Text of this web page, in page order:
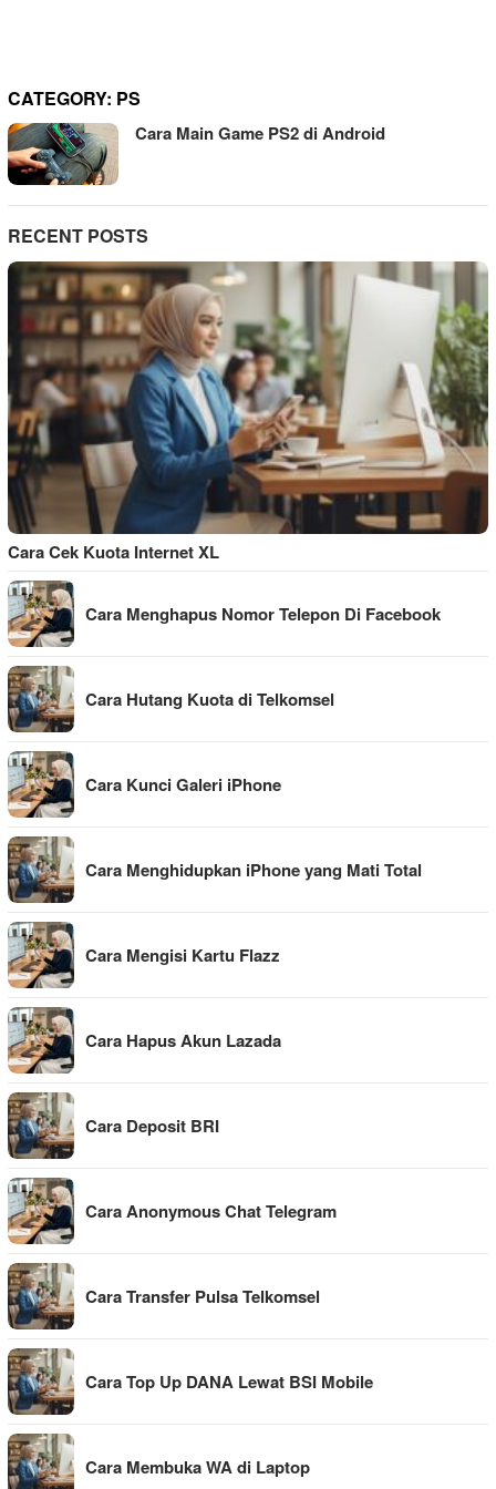
CATEGORY: PS
Cara Main Game PS2 di Android
RECENT POSTS
Cara Cek Kuota Internet XL
Cara Menghapus Nomor Telepon Di Facebook
Cara Hutang Kuota di Telkomsel
Cara Kunci Galeri iPhone
Cara Menghidupkan iPhone yang Mati Total
Cara Mengisi Kartu Flazz
Cara Hapus Akun Lazada
Cara Deposit BRI
Cara Anonymous Chat Telegram
Cara Transfer Pulsa Telkomsel
Cara Top Up DANA Lewat BSI Mobile
Cara Membuka WA di Laptop